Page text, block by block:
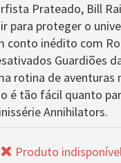
Prateado, Bill
para proteger o
conto inédito com
Guardiões
rotina de aventuras
é tão fácil quanto
Annihilators.
Produto